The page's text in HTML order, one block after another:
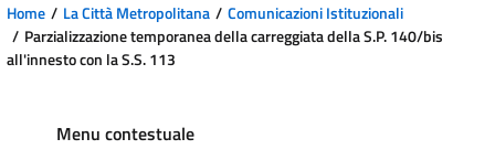
Home La Città Metropolitana
Comunicazioni Istituzionali
Parzializzazione temporanea della carreggiata della S.P. 140/bis
all'innesto con la S.S. 113
Menu contestuale